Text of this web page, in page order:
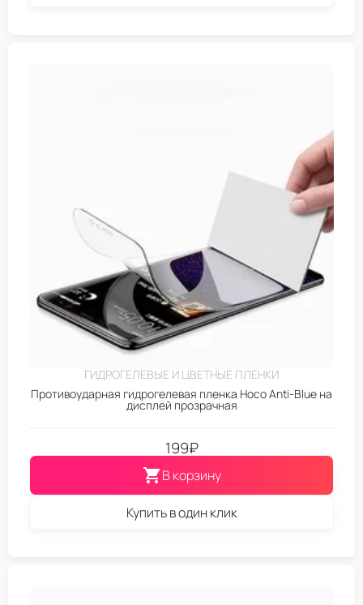
ГИДРОГЕЛЕВЫЕ И ЦВЕТНЫЕ ПЛЕНКИ
Противоударная гидрогелевая пленка Hoco Anti-Blue на
дисплей прозрачная
199₽
В корзину
Купить в один клик